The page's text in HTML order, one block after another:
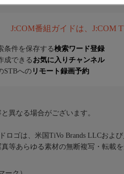
J:COM番組ガイドは、J:COM
条件を保存する検索ワード登録
成できる お気に入りチャンネル
STBへの リモート録画予約
異なる場合がございます。
ロゴは、米国TiVo Brands LLCおよ
等あらゆる素材の無断複写・転載を